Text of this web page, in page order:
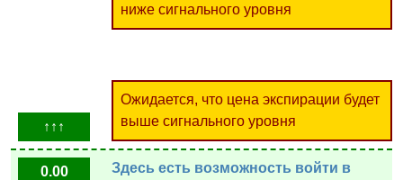
ниже сигнального уровня
↑↑↑
Ожидается, что цена экспирации будет
выше сигнального уровня
0.00
Здесь есть возможность войти в